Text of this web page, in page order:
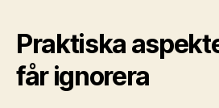
Praktiska
får ignorera